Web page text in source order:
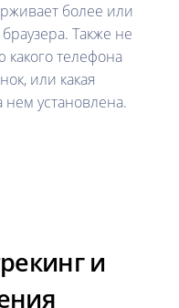
более или
Также не
телефона
или какая
установлена.
и